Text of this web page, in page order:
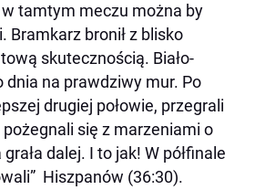
w tamtym meczu można by
Bramkarz bronił z blisko
skutecznością. Biało-
na prawdziwy mur. Po
drugiej połowie, przegrali
się z marzeniami o
dalej. I to jak! W półfinale
Hiszpanów (36:30).